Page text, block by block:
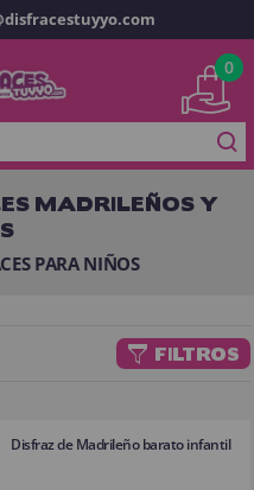
0
MADRILEÑOS Y
PARA NIÑOS
FILTROS
Disfraz de Madrileño barato infantil